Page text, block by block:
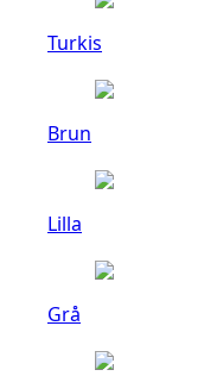
Turkis
Brun
Lilla
Grå